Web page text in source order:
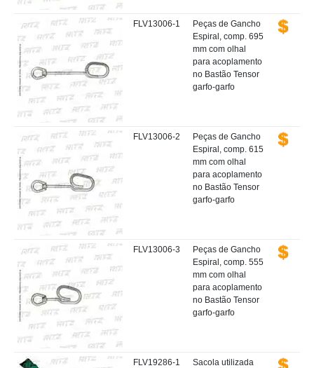
FLV13006-1
Peças de Gancho
Espiral, comp. 695
mm com olhal
para acoplamento
no Bastão Tensor
garfo-garfo
FLV13006-2
Peças de Gancho
Espiral, comp. 615
mm com olhal
para acoplamento
no Bastão Tensor
garfo-garfo
FLV13006-3
Peças de Gancho
Espiral, comp. 555
mm com olhal
para acoplamento
no Bastão Tensor
garfo-garfo
FLV19286-1
Sacola utilizada